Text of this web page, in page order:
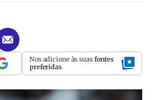
Nos adicione às suas fontes
preferidas